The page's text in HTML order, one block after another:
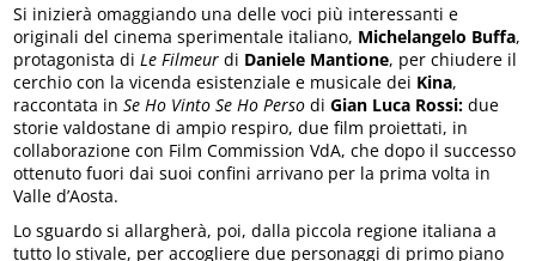
Si inizierà omaggiando una delle voci più interessanti e
originali del cinema sperimentale italiano, Michelangelo Buffa,
protagonista diLe Filmeurdi Daniele Mantione, per chiudere il
cerchio con la vicenda esistenziale e musicale dei Kina,
raccontata inSe Ho Vinto Se Ho Perso di Gian Luca Rossi: due
storie valdostane di ampio respiro, due film proiettati, in
collaborazione con Film Commission VdA, che dopo il successo
ottenuto fuori dai suoi confini arrivano per la prima volta in
Valle d’Aosta.
Lo sguardo si allargherà, poi, dalla piccola regione italiana a
tutto lo stivale, per accogliere due personaggi di primo piano